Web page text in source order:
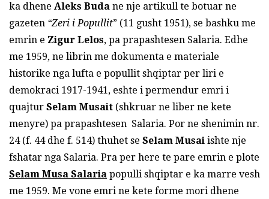
ka dhene Aleks Buda ne nje artikull te botuar ne
gazeten “Zeri i Popullit” (11 gusht 1951), se bashku me
emrin e Zigur Lelos, pa prapashtesen Salaria. Edhe
me 1959, ne librin me dokumenta e materiale
historike nga lufta e popullit shqiptar per liri e
demokraci 1917-1941, eshte i permendur emri i
quajtur Selam Musait (shkruar ne liber ne kete
menyre) pa prapashtesen Salaria. Por ne shenimin nr.
24 (f. 44 dhe f. 514) thuhet se Selam Musai ishte nje
fshatar nga Salaria. Pra per here te pare emrin e plote
Selam Musa Salaria populli shqiptar e ka marre vesh
me 1959. Me vone emri ne kete forme mori dhene